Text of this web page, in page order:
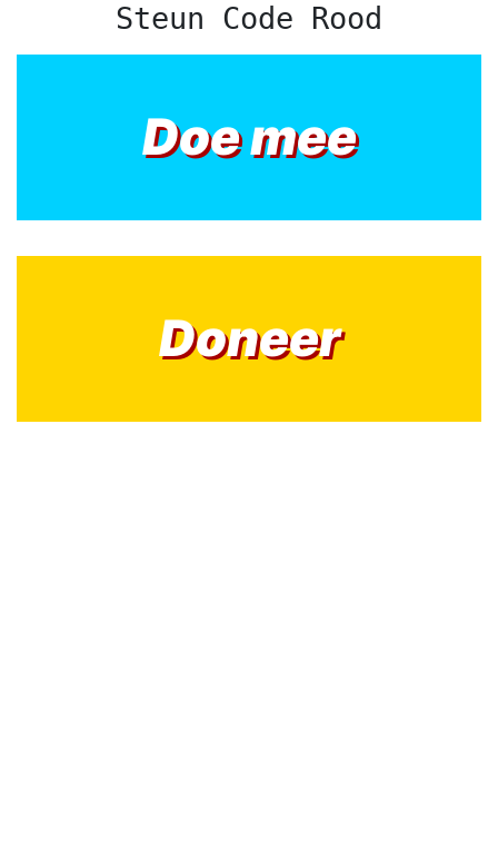
Steun Code Rood
Doe mee
Doneer